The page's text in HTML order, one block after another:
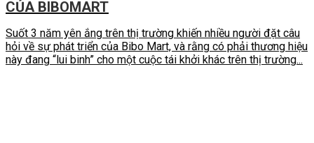
CỦA BIBOMART
Suốt 3 năm yên ắng trên thị trường khiến nhiều người đặt câu
hỏi về sự phát triển của Bibo Mart, và rằng có phải thương hiệu
này đang “lui binh” cho một cuộc tái khởi khác trên thị trường...